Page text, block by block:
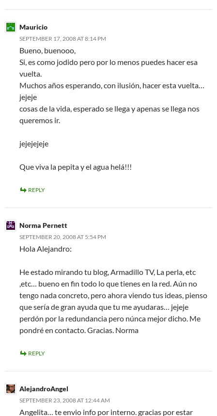
Mauricio
SEPTEMBER 17, 2008 AT 8:14 PM
Bueno, buenooo,
Si, es como jodido pero por lo menos puedes hacer esa
vuelta.
Muchos años esperando, con ilusión, hacer esta vuelta…
jejeje
cosas de la vida, esperado se llega y apenas se llega nos
queremos ir.
jejejejeje
Que viva la pepita y el agua helá!!!
REPLY
Norma Pernett
SEPTEMBER 20, 2008 AT 5:54 PM
Hola Alejandro:
He estado mirando tu blog, Armadillo TV, La perla, etc
,etc… bueno en fin todo lo que tienes en la red. Aún no
tengo nada concreto, pero ahora viendo tus ideas, pienso
que sería de gran ayuda que tu me ayudaras… jejeje
perdón por la redundancia pero núnca mejor dicho. Me
pondré en contacto. Gracias. Norma
REPLY
AlejandroAngel
SEPTEMBER 23, 2008 AT 12:44 AM
Angelita… te envio info por interno. gracias por estar